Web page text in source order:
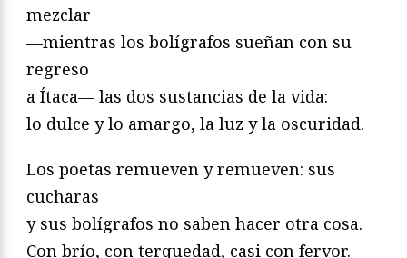
mezclar
—mientras los bolígrafos sueñan con su
regreso
a Ítaca— las dos sustancias de la vida:
lo dulce y lo amargo, la luz y la oscuridad.
Los poetas remueven y remueven: sus
cucharas
y sus bolígrafos no saben hacer otra cosa.
Con brío, con terquedad, casi con fervor.